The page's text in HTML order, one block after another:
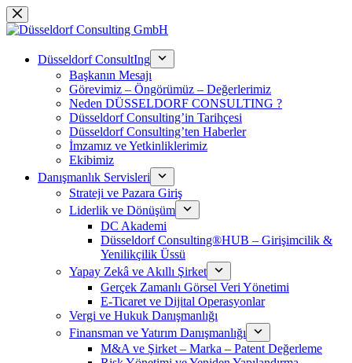
Skip
to
Düsseldorf ConsultIng
Başkanın Mesajı
Görevimiz – Öngörümüz – Değerlerimiz
Neden DÜSSELDORF CONSULTING ?
Düsseldorf Consulting’in Tarihçesi
Düsseldorf Consulting’ten Haberler
İmzamız ve Yetkinliklerimiz
Ekibimiz
Danışmanlık Servisleri
Strateji ve Pazara Giriş
Liderlik ve Dönüşüm
DC Akademi
Düsseldorf Consulting®HUB – Girişimcilik &
Yenilikçilik Üssü
Yapay Zekâ ve Akıllı Şirket
Gerçek Zamanlı Görsel Veri Yönetimi
E-Ticaret ve Dijital Operasyonlar
Vergi ve Hukuk Danışmanlığı
Finansman ve Yatırım Danışmanlığı
M&A ve Şirket – Marka – Patent Değerleme